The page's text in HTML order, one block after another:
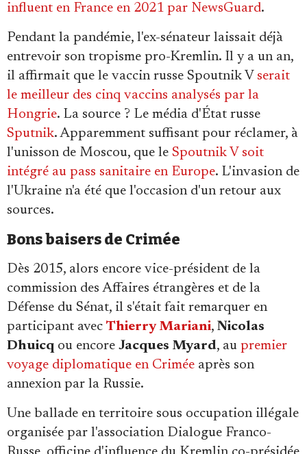
influent en France en 2021 par NewsGuard.
Pendant la pandémie, l'ex-sénateur laissait déjà
entrevoir son tropisme pro-Kremlin. Il y a un an,
il affirmait que le vaccin russe Spoutnik V serait
le meilleur des cinq vaccins analysés par la
Hongrie. La source ? Le média d'État russe
Sputnik. Apparemment suffisant pour réclamer, à
l'unisson de Moscou, que le Spoutnik V soit
intégré au pass sanitaire en Europe. L'invasion de
l'Ukraine n'a été que l'occasion d'un retour aux
sources.
Bons baisers de Crimée
Dès 2015, alors encore vice-président de la
commission des Affaires étrangères et de la
Défense du Sénat, il s'était fait remarquer en
participant avec Thierry Mariani, Nicolas
Dhuicq ou encore Jacques Myard, au premier
voyage diplomatique en Crimée après son
annexion par la Russie.
Une ballade en territoire sous occupation illégale
organisée par l'association Dialogue Franco-